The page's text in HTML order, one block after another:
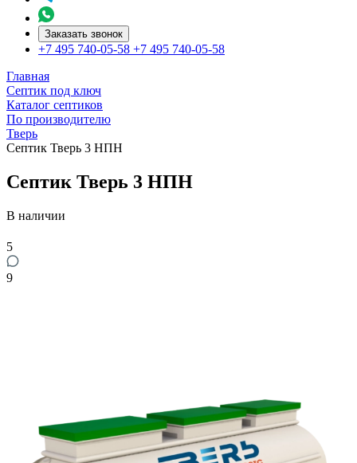
Заказать звонок
+7 495 740-05-58 +7 495 740-05-58
Главная
Септик под ключ
Каталог септиков
По производителю
Тверь
Септик Тверь 3 НПН
Септик Тверь 3 НПН
В наличии
5
9